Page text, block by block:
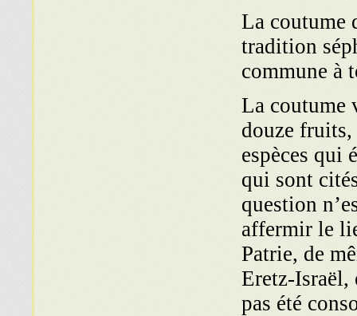
La coutume
tradition
commune à
La coutume
douze fruits,
espèces qui
qui sont
question
affermir le
Patrie, de
Eretz-Israël,
pas été